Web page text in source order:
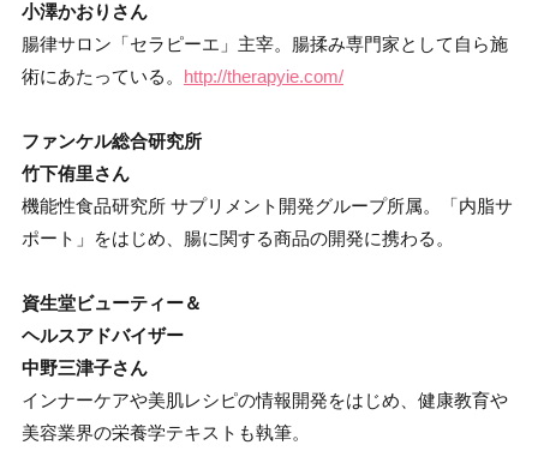
小澤かおりさん
腸律サロン「セラピーエ」主宰。腸揉み専門家として自ら施
術にあたっている。 http://therapyie.com/
ファンケル総合研究所
竹下侑里さん
機能性食品研究所 サプリメント開発グループ所属。「内脂サ
ポート」をはじめ、腸に関する商品の開発に携わる。
資生堂ビューティー＆
ヘルスアドバイザー
中野三津子さん
インナーケアや美肌レシピの情報開発をはじめ、健康教育や
美容業界の栄養学テキストも執筆。